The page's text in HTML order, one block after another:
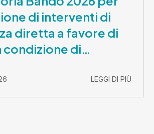
di interventi di
diretta a favore di
condizione di
con necessità di
elevato e molto
B2) per
LEGGI DI PIÙ